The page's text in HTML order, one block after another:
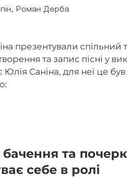
Роман Дерба
презентували спільний
та запис пісні у
Саніна, для неї це
та
себе в ролі